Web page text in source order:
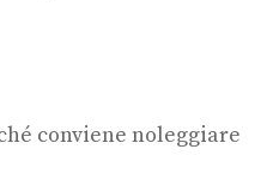
conviene noleggiare